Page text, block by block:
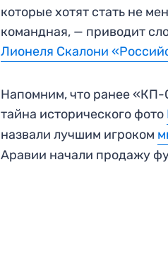
которые хотят стать не
командная, — приводит
Лионеля Скалони
Напомним, что ранее «КП-
тайна исторического фото
назвали лучшим игроком
Аравии начали продажу